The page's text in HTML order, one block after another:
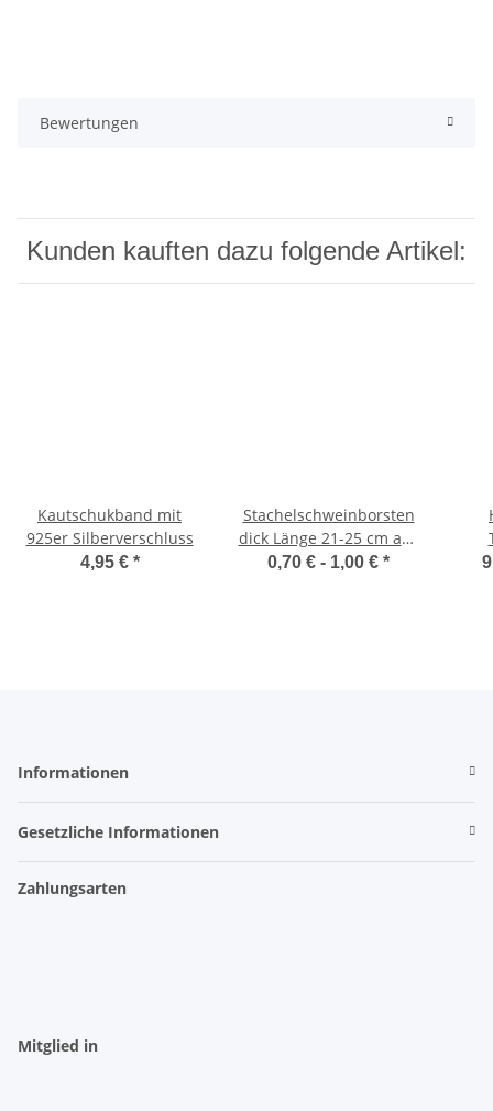
Bewertungen
Kunden kauften dazu folgende Artikel:
Kautschukband mit
925er Silberverschluss
4,95 € *
Stachelschweinborsten
dick Länge 21-25 cm aus
Südafrika
0,70 € - 1,00 € *
Informationen
Gesetzliche Informationen
Zahlungsarten
Mitglied in